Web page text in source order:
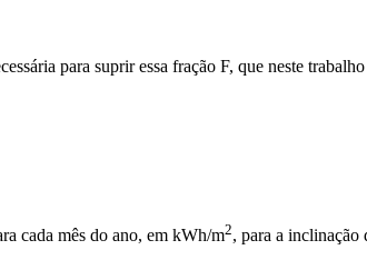
para suprir essa fração F, que neste
cada mês do ano, em kWh/m2, para a inclinação